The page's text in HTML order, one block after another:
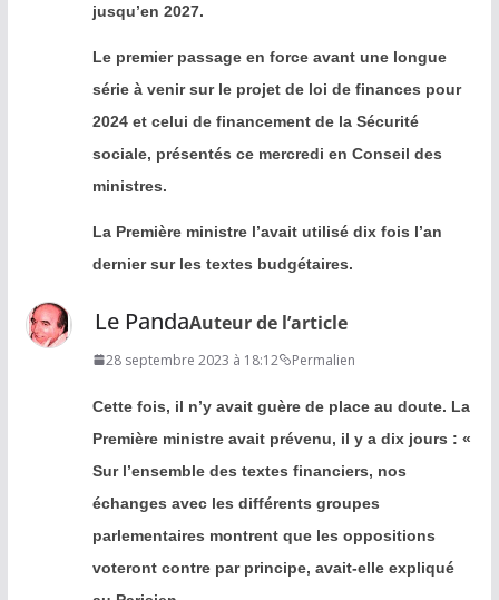
jusqu’en 2027.
Le premier passage en force avant une longue
série à venir sur le projet de loi de finances pour
2024 et celui de financement de la Sécurité
sociale, présentés ce mercredi en Conseil des
ministres.
La Première ministre l’avait utilisé dix fois l’an
dernier sur les textes budgétaires.
Le PandaAuteur de l’article
28 septembre 2023 à 18:12 Permalien
Cette fois, il n’y avait guère de place au doute. La
Première ministre avait prévenu, il y a dix jours : «
Sur l’ensemble des textes financiers, nos
échanges avec les différents groupes
parlementaires montrent que les oppositions
voteront contre par principe, avait-elle expliqué